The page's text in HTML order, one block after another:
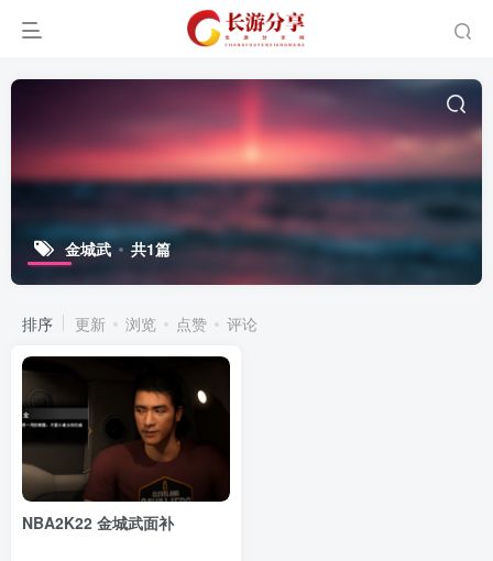
金城武 共1篇
排序 更新 浏览 点赞 评论
NBA2K22 金城武面补